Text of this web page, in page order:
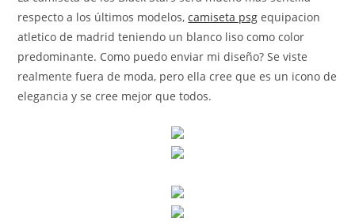
respecto a los últimos modelos,camiseta psg equipacion
atletico de madrid teniendo un blanco liso como color
predominante. Como puedo enviar mi diseño? Se viste
realmente fuera de moda, pero ella cree que es un icono de
elegancia y se cree mejor que todos.